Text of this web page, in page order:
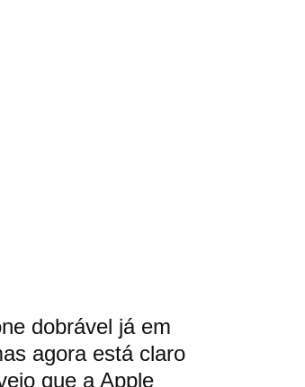
dobrável já em
agora está claro
que a Apple